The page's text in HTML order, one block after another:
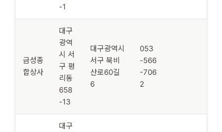
-1
금성종
합상사
대구
광역
시 서
구 평
리동
658
-13
대구광역시
서구 북비
산로60길
6
053
-566
-706
2
대구